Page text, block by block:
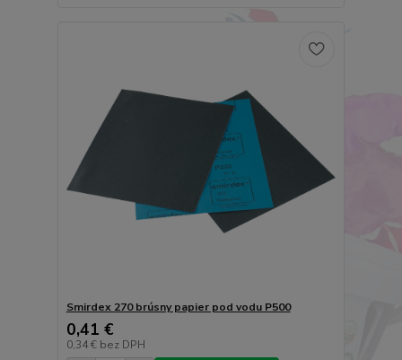
Smirdex 270 brúsny papier pod vodu P500
0,41 €
0,34 € bez DPH